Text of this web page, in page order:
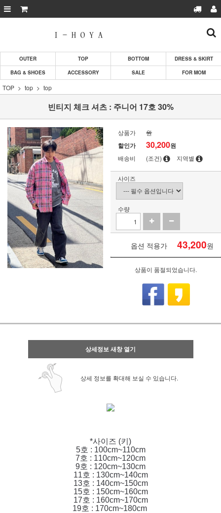
OUTER TOP BOTTOM
DRESS & SKIRT
BAG & SHOES
ACCESSORY SALE FOR MOM
TOP top top
빈티지 체크 셔츠 : 주니어 17호 30%
상품가 원
할인가 30,200원
배송비 (조건) 지역별
사이즈
수량
옵션 적용가 43,200원
상품이 품절되었습니다.
상세정보 새창 열기
상세 정보를 확대해 보실 수 있습니다.
*사이즈 (키)
5호 : 100cm~110cm
7호 : 110cm~120cm
9호 : 120cm~130cm
11호 : 130cm~140cm
13호 : 140cm~150cm
15호 : 150cm~160cm
17호 : 160cm~170cm
19호 : 170cm~180cm